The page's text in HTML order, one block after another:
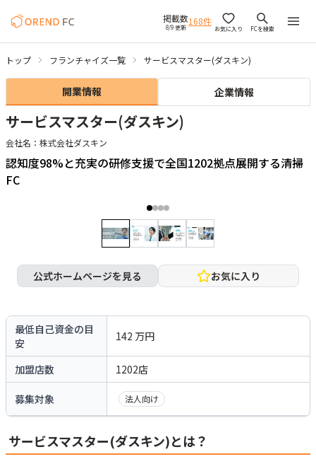
掲載数
8/9 更新 168件
お気に入り FCを検索
トップ フランチャイズ一覧 サービスマスター(ダスキン)
開業情報 企業情報
サービスマスター(ダスキン)
会社名： 株式会社ダスキン
認知度98%と充実の研修支援で全国1202拠点展開する清掃
FC
公式ホームページを見る お気に入り
最低自己資金の目
安
142 万円
加盟店数 1202店
募集対象 法人向け
サービスマスター(ダスキン)とは？